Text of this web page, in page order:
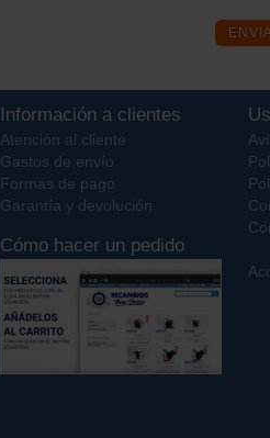
Información a clientes
Atención al cliente
Gastos de envío
Formas de pago
Garantía y devolución
Cómo hacer un pedido